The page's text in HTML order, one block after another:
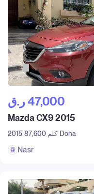
ر.ق‎ 47,000
Mazda CX9 2015
2015 87,600 كلم Doha
Nasr